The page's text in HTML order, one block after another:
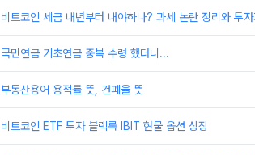
비트코인 세금 내년부터 내야하나? 과세 논란 정리와 투
국민연금 기초연금 중복 수령 했더니...
부동산용어 용적률 뜻, 건폐율 뜻
비트코인 ETF 투자 블랙록 IBIT 현물 옵션 상장